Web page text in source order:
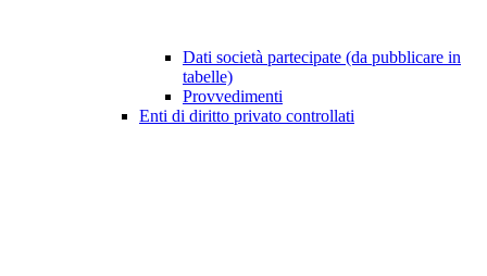
Dati società partecipate (da pubblicare in
tabelle)
Provvedimenti
Enti di diritto privato controllati